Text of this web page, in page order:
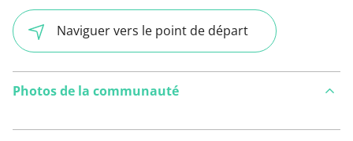
Naviguer vers le point de départ
Photos de la communauté